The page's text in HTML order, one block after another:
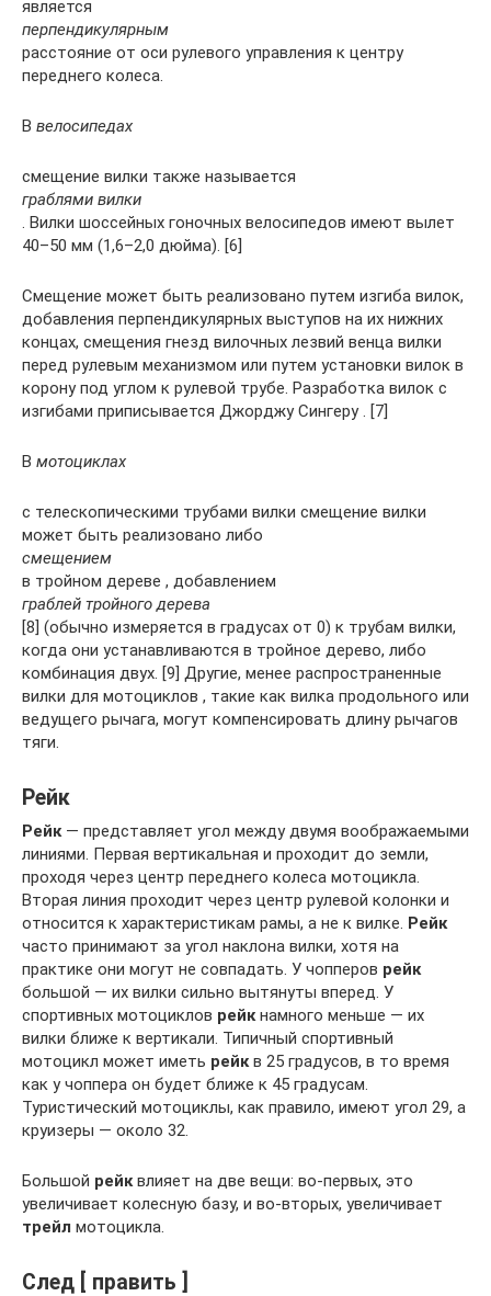
является
перпендикулярным
расстояние от оси рулевого управления к центру
переднего колеса.
В велосипедах
смещение вилки также называется
граблями вилки
. Вилки шоссейных гоночных велосипедов имеют вылет
40–50 мм (1,6–2,0 дюйма). [6]
Смещение может быть реализовано путем изгиба вилок,
добавления перпендикулярных выступов на их нижних
концах, смещения гнезд вилочных лезвий венца вилки
перед рулевым механизмом или путем установки вилок в
корону под углом к ​​рулевой трубе. Разработка вилок с
изгибами приписывается Джорджу Сингеру . [7]
В мотоциклах
с телескопическими трубами вилки смещение вилки
может быть реализовано либо
смещением
в тройном дереве , добавлением
граблей тройного дерева
[8] (обычно измеряется в градусах от 0) к трубам вилки,
когда они устанавливаются в тройное дерево, либо
комбинация двух. [9] Другие, менее распространенные
вилки для мотоциклов , такие как вилка продольного или
ведущего рычага, могут компенсировать длину рычагов
тяги.
Рейк
Рейк— представляет угол между двумя воображаемыми
линиями. Первая вертикальная и проходит до земли,
проходя через центр переднего колеса мотоцикла.
Вторая линия проходит через центр рулевой колонки и
относится к характеристикам рамы, а не к вилке. Рейк
часто принимают за угол наклона вилки, хотя на
практике они могут не совпадать. У чопперов рейк
большой — их вилки сильно вытянуты вперед. У
спортивных мотоциклов рейкнамного меньше — их
вилки ближе к вертикали. Типичный спортивный
мотоцикл может иметь рейкв 25 градусов, в то время
как у чоппера он будет ближе к 45 градусам.
Туристический мотоциклы, как правило, имеют угол 29, а
круизеры — около 32.
Большой рейквлияет на две вещи: во-первых, это
увеличивает колесную базу, и во-вторых, увеличивает
трейл мотоцикла.
След [ править ]